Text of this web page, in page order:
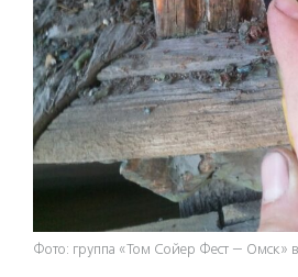
Фото: группа «Том Сойер Фест — Омск» в